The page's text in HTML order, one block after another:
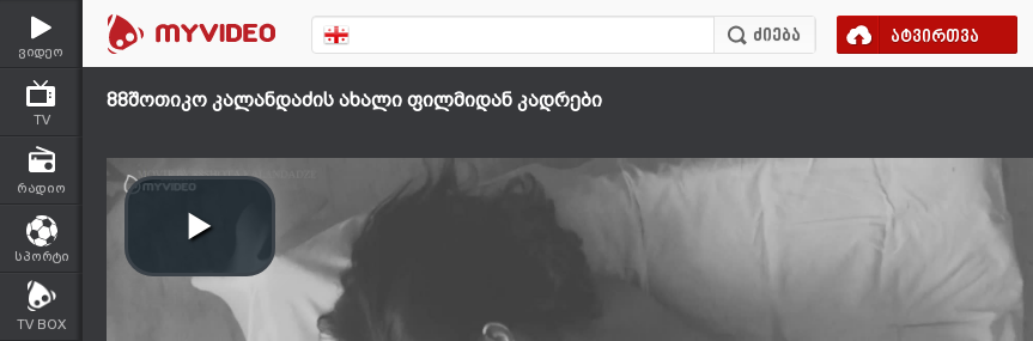
ვიდეო
TV
რადიო
სპორტი
TV BOX
ატვირთვა
88შოთიკო კალანდაძის ახალი ფილმიდან კადრები